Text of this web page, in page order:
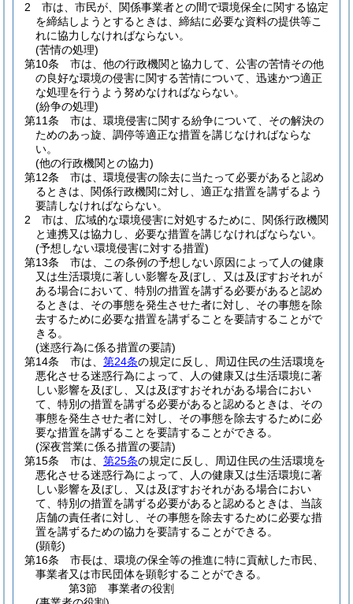
2
市は、市民が、関係事業者との間で環境保全に関する協定
を締結しようとするときは、締結に必要な資料の提供等こ
れに協力しなければならない。
(苦情の処理)
第10条
市は、他の行政機関と協力して、公害の苦情その他
の良好な環境の侵害に関する苦情について、迅速かつ適正
な処理を行うよう努めなければならない。
(紛争の処理)
第11条
市は、環境侵害に関する紛争について、その解決の
ためのあっ旋、調停等適正な措置を講じなければならな
い。
(他の行政機関との協力)
第12条
市は、環境侵害の除去に当たって必要があると認め
るときは、関係行政機関に対し、適正な措置を講ずるよう
要請しなければならない。
2
市は、広域的な環境侵害に対処するために、関係行政機関
と連携又は協力し、必要な措置を講じなければならない。
(予想しない環境侵害に対する措置)
第13条
市は、この条例の予想しない原因によって人の健康
又は生活環境に著しい影響を及ぼし、又は及ぼすおそれが
ある場合において、特別の措置を講ずる必要があると認め
るときは、その事態を発生させた者に対し、その事態を除
去するために必要な措置を講ずることを要請することがで
きる。
(迷惑行為に係る措置の要請)
第14条
市は、 第24条の規定に反し、周辺住民の生活環境を
悪化させる迷惑行為によって、人の健康又は生活環境に著
しい影響を及ぼし、又は及ぼすおそれがある場合におい
て、特別の措置を講ずる必要があると認めるときは、その
事態を発生させた者に対し、その事態を除去するために必
要な措置を講ずることを要請することができる。
(深夜営業に係る措置の要請)
第15条
市は、 第25条の規定に反し、周辺住民の生活環境を
悪化させる迷惑行為によって、人の健康又は生活環境に著
しい影響を及ぼし、又は及ぼすおそれがある場合におい
て、特別の措置を講ずる必要があると認めるときは、当該
店舗の責任者に対し、その事態を除去するために必要な措
置を講ずるための協力を要請することができる。
(顕彰)
第16条
市長は、環境の保全等の推進に特に貢献した市民、
事業者又は市民団体を顕彰することができる。
第3節
事業者の役割